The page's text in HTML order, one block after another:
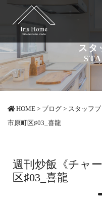
スタ
HOME > ブログ > スタッフ
市原町区♯03_喜龍
週刊炒飯《チャ
区♯03_喜龍